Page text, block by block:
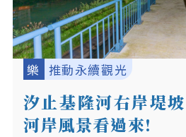
樂 推動永續觀光
汐止基隆河右岸堤
河岸風景看過來!